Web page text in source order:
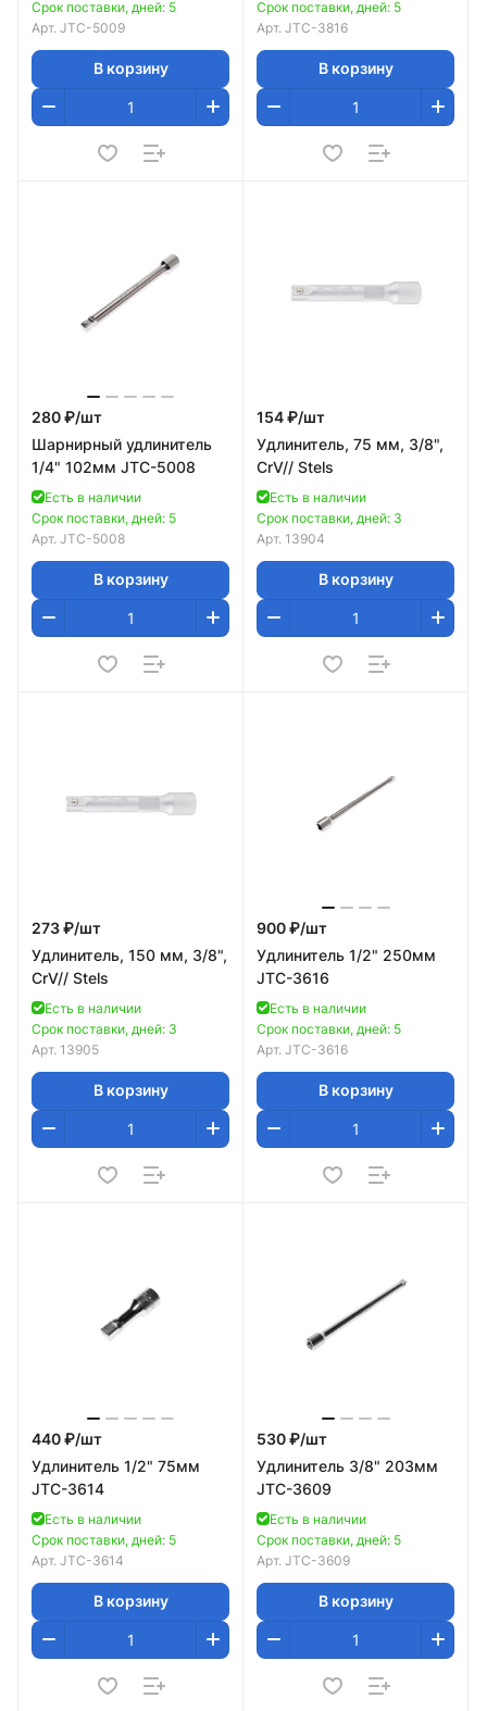
Срок поставки, дней: 5
Арт. JTC-5009
В корзину
Срок поставки, дней: 5
Арт. JTC-3816
В корзину
280 ₽/шт
Шарнирный удлинитель
1/4" 102мм JTC-5008
Есть в наличии
Срок поставки, дней: 5
Арт. JTC-5008
В корзину
154 ₽/шт
Удлинитель, 75 мм, 3/8",
CrV// Stels
Есть в наличии
Срок поставки, дней: 3
Арт. 13904
В корзину
273 ₽/шт
Удлинитель, 150 мм, 3/8",
CrV// Stels
Есть в наличии
Срок поставки, дней: 3
Арт. 13905
В корзину
900 ₽/шт
Удлинитель 1/2" 250мм
JTC-3616
Есть в наличии
Срок поставки, дней: 5
Арт. JTC-3616
В корзину
440 ₽/шт
Удлинитель 1/2" 75мм
JTC-3614
Есть в наличии
Срок поставки, дней: 5
Арт. JTC-3614
В корзину
530 ₽/шт
Удлинитель 3/8" 203мм
JTC-3609
Есть в наличии
Срок поставки, дней: 5
Арт. JTC-3609
В корзину